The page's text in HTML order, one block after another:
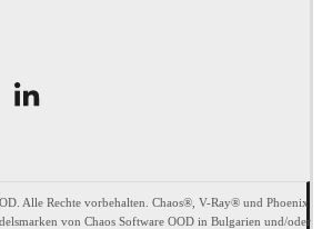
Alle Rechte vorbehalten. Chaos®, V-Ray® und Phoenix
von Chaos Software OOD in Bulgarien und/oder